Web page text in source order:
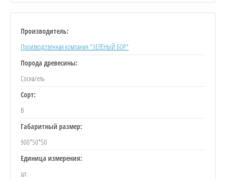
Производитель:
Производственная компания "ЗЕЛЁНЫЙ БОР"
Порода древесины:
Сосна/ель
Сорт:
B
Габаритный размер:
900*50*50
Единица измерения:
шт.